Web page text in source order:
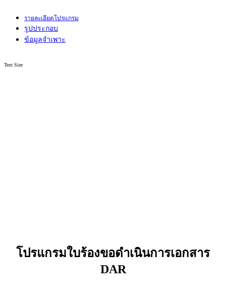
รายละเอียดโปรแกรม
รูปประกอบ
ข้อมูลจำเพาะ
Text Size
โปรแกรมใบร้องขอดำเนินการเอกสาร
DAR